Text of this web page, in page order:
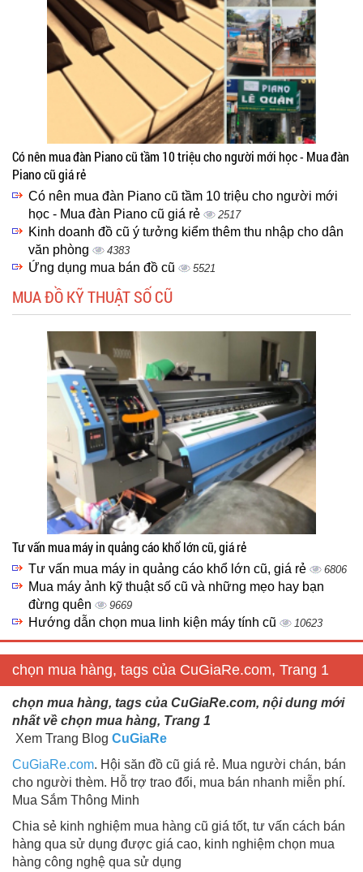
Có nên mua đàn Piano cũ tầm 10 triệu cho người mới học - Mua đàn
Piano cũ giá rẻ
Có nên mua đàn Piano cũ tầm 10 triệu cho người mới
học - Mua đàn Piano cũ giá rẻ
2517
Kinh doanh đồ cũ ý tưởng kiểm thêm thu nhập cho dân
văn phòng
4383
Ứng dụng mua bán đồ cũ 5521
MUA ĐỒ KỸ THUẬT SỐ CŨ
Tư vấn mua máy in quảng cáo khổ lớn cũ, giá rẻ
Tư vấn mua máy in quảng cáo khổ lớn cũ, giá rẻ 6806
Mua máy ảnh kỹ thuật số cũ và những mẹo hay bạn
đừng quên
9669
Hướng dẫn chọn mua linh kiện máy tính cũ 10623
chọn mua hàng, tags của CuGiaRe.com, Trang 1
chọn mua hàng, tags của CuGiaRe.com, nội dung mới
nhất về chọn mua hàng, Trang 1
Xem Trang Blog CuGiaRe
CuGiaRe.com. Hội săn đồ cũ giá rẻ. Mua người chán, bán
cho người thèm. Hỗ trợ trao đổi, mua bán nhanh miễn phí.
Mua Sắm Thông Minh
Chia sẻ kinh nghiệm mua hàng cũ giá tốt, tư vấn cách bán
hàng qua sử dụng được giá cao, kinh nghiệm chọn mua
hàng công nghệ qua sử dụng